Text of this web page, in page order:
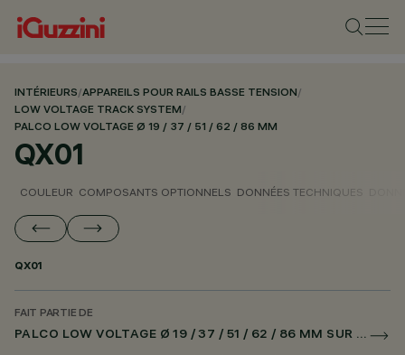
INTÉRIEURS/APPAREILS POUR RAILS BASSE TENSION/
LOW VOLTAGE TRACK SYSTEM/
PALCO LOW VOLTAGE Ø 19 / 37 / 51 / 62 / 86 MM
QX01
COULEUR COMPOSANTS OPTIONNELS DONNÉES TECHNIQUES
QX01
FAIT PARTIE DE
PALCO LOW VOLTAGE Ø 19 / 37 / 51 / 62 / 86 MM SUR RAIL LOW VOLTAGE DALI POWERLINE